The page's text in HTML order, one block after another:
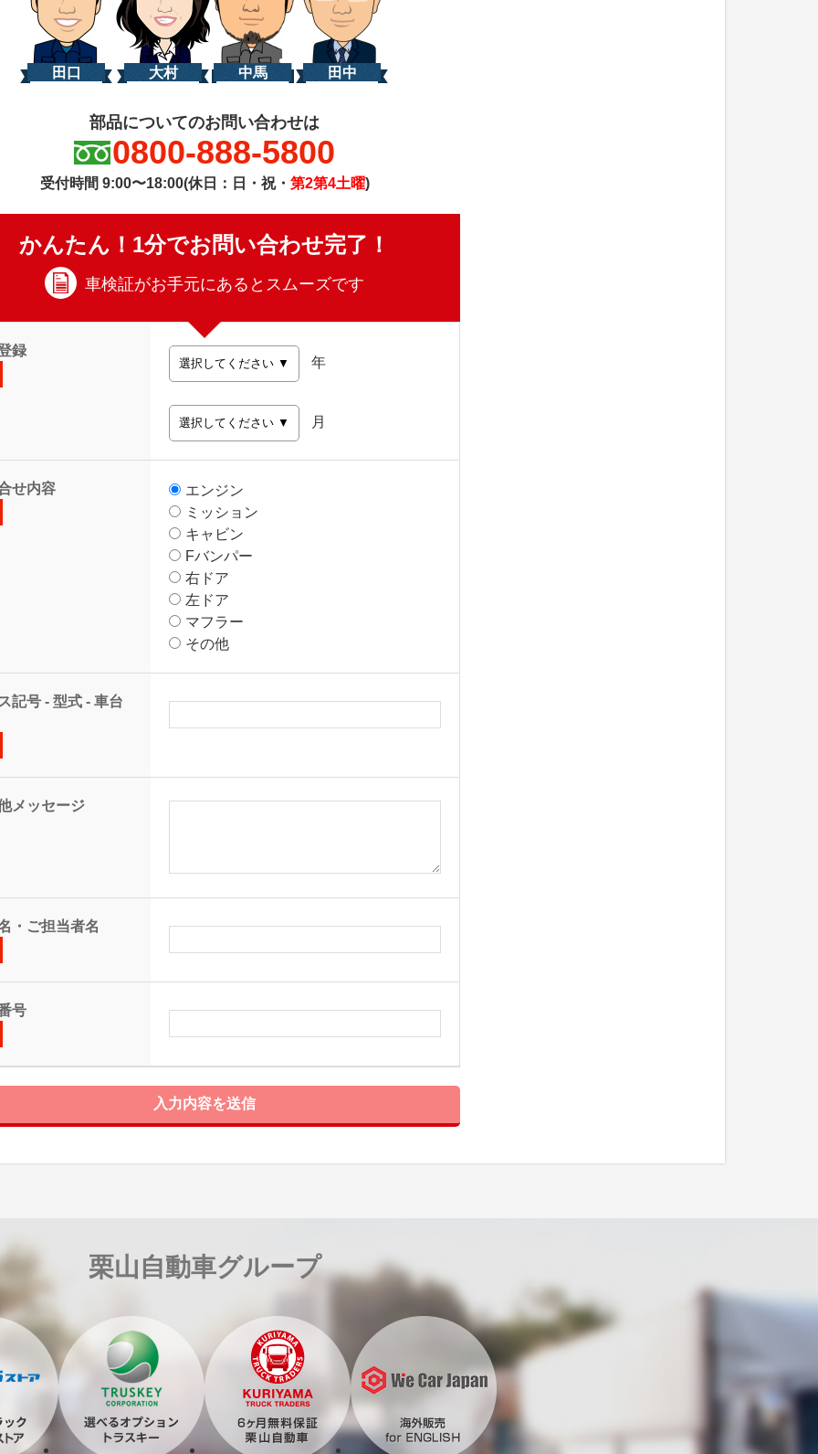
田口 大村 中馬 田中
部品についてのお問い合わせは
0800-888-5800
受付時間 9:00〜18:00(休日：日・祝・ 第2第4土曜)
かんたん！1分でお問い合わせ完了！
車検証がお手元にあるとスムーズです
録
年
月
せ内容
エンジン
ミッション
キャビン
Fバンパー
右ドア
左ドア
マフラー
その他
記号 - 型式 - 車台
メッセージ
・ご担当者名
号
入力内容を送信
栗山自動車グループ